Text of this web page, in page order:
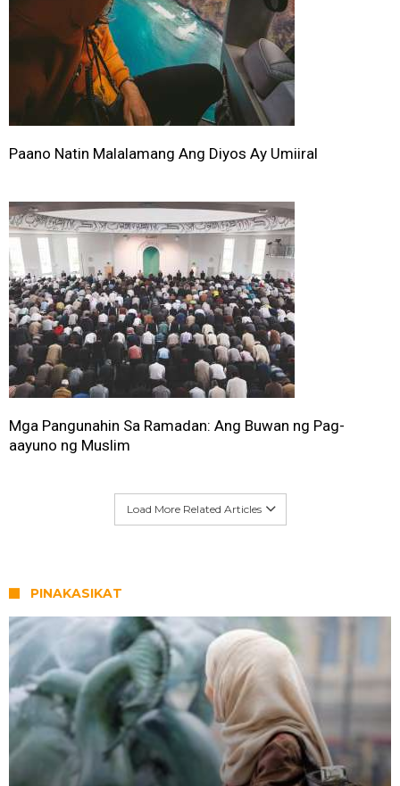
Paano Natin Malalamang Ang Diyos Ay Umiiral
Mga Pangunahin Sa Ramadan: Ang Buwan ng Pag-
aayuno ng Muslim
Load More Related Articles
PINAKASIKAT